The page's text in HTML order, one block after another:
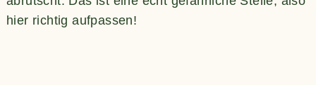
hier richtig aufpassen!